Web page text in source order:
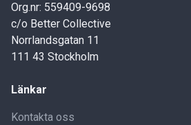
Org.nr: 559409-9698
c/o Better Collective
Norrlandsgatan 11
111 43 Stockholm
Länkar
Kontakta oss